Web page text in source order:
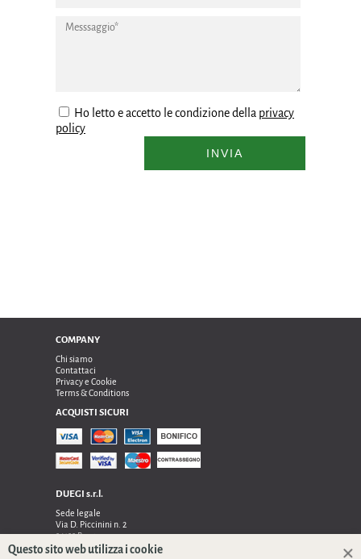
Ho letto e accetto le condizione della privacy
policy
INVIA
COMPANY
Chi siamo
Contattaci
Privacy e Cookie
Terms & Conditions
ACQUISTI SICURI
DUEGI s.r.l.
Sede legale
Via D. Piccinini n. 2
24122 Bergamo
Sede operativa e amministrativa:
Questo sito web utilizza i cookie